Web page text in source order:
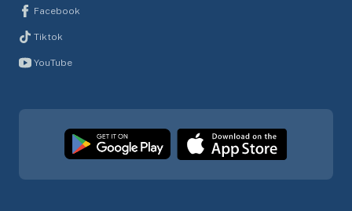
Facebook
Tiktok
YouTube